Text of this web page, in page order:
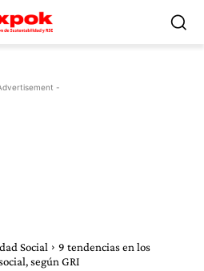
-
Social
9 tendencias en los
según GRI